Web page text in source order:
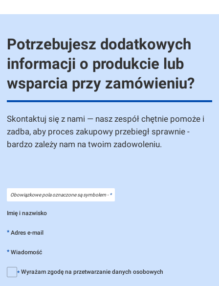
Potrzebujesz dodatkowych
informacji o produkcie lub
wsparcia przy zamówieniu?
Skontaktuj się z nami — nasz zespół chętnie pomoże i
zadba, aby proces zakupowy przebiegł sprawnie -
bardzo zależy nam na twoim zadowoleniu.
Obowiązkowe pola oznaczone są symbolem -*
Imię i nazwisko
* Adres e-mail
* Wiadomość
* Wyrażam zgodę na przetwarzanie danych osobowych